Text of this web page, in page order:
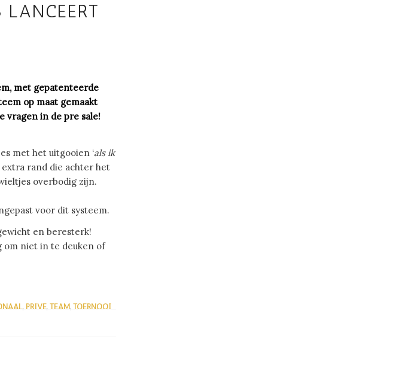
met gepatenteerde
op maat gemaakt
vragen in de pre sale!
met het uitgooien ‘als ik
extra rand die achter het
overbodig zijn.
voor dit systeem.
en beresterk!
om niet in te deuken of
, PRIVÉ,TEAM,TOERNOOI